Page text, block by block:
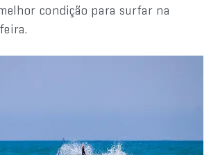
condição para surfar na